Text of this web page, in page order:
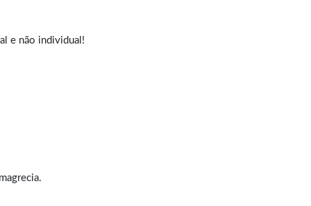
e não individual!